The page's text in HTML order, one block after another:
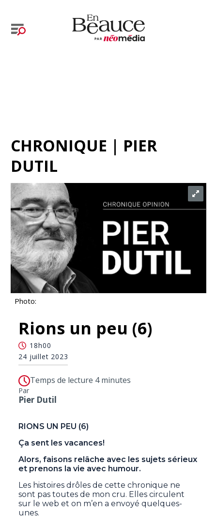
CHRONIQUE | PIER
DUTIL
Photo:
Rions un peu (6)
18h00
24 juillet 2023
Temps de lecture 4 minutes
Par
Pier Dutil
RIONS UN PEU (6)
Ça sent les vacances!
Alors, faisons relâche avec les sujets sérieux
et prenons la vie avec humour.
Les histoires drôles de cette chronique ne
sont pas toutes de mon cru. Elles circulent
sur le web et on m’en a envoyé quelques-
unes.